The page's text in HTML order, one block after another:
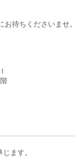
お待ちくださいませ。
ます。